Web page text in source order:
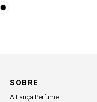
Com Renda
SOBRE
A Lança Perfume